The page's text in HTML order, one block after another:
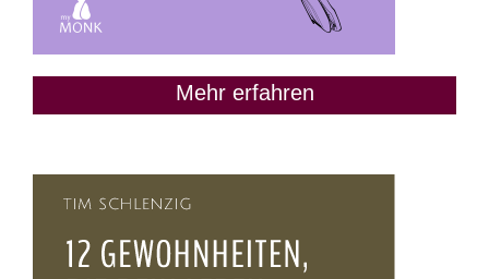
Mehr erfahren